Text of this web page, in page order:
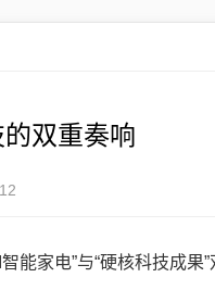
双重奏响
能家电”与“硬核科技成果